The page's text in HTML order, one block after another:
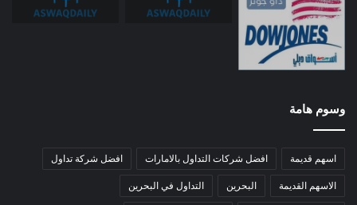
وسوم هامة
اسهم قديمة افضل شركات التداول بالامارات افضل شركة تداول
الاسهم القديمة البحرين التداول في البحرين